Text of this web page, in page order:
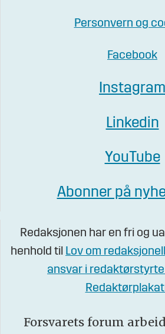
Personvern og
Facebook
Instagram
Linkedin
YouTube
Abonner på
Redaksjonen har en fri og
henhold til Lov om
ansvar i
Forsvarets forum